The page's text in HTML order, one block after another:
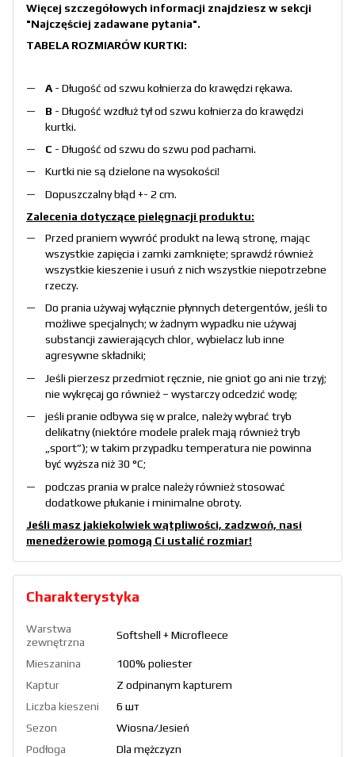
Więcej szczegółowych informacji znajdziesz w sekcji
"Najczęściej zadawane pytania".
TABELA ROZMIARÓW KURTKI:
A - Długość od szwu kołnierza do krawędzi rękawa.
B - Długość wzdłuż tył od szwu kołnierza do krawędzi
kurtki.
C - Długość od szwu do szwu pod pachami.
Kurtki nie są dzielone na wysokości!
Dopuszczalny błąd +- 2 cm.
Zalecenia dotyczące pielęgnacji produktu:
Przed praniem wywróć produkt na lewą stronę, mając
wszystkie zapięcia i zamki zamknięte; sprawdź również
wszystkie kieszenie i usuń z nich wszystkie niepotrzebne
rzeczy.
Do prania używaj wyłącznie płynnych detergentów, jeśli to
możliwe specjalnych; w żadnym wypadku nie używaj
substancji zawierających chlor, wybielacz lub inne
agresywne składniki;
Jeśli pierzesz przedmiot ręcznie, nie gniot go ani nie trzyj;
nie wykręcaj go również – wystarczy odcedzić wodę;
jeśli pranie odbywa się w pralce, należy wybrać tryb
delikatny (niektóre modele pralek mają również tryb
„sport”); w takim przypadku temperatura nie powinna
być wyższa niż 30 °C;
podczas prania w pralce należy również stosować
dodatkowe płukanie i minimalne obroty.
Jeśli masz jakiekolwiek wątpliwości, zadzwoń, nasi
menedżerowie pomogą Ci ustalić rozmiar!
Charakterystyka
Warstwa
zewnętrzna
Softshell + Microfleece
Mieszanina
100% poliester
Kaptur
Z odpinanym kapturem
Liczba kieszeni
6 шт
Sezon
Wiosna/Jesień
Podłoga
Dla mężczyzn